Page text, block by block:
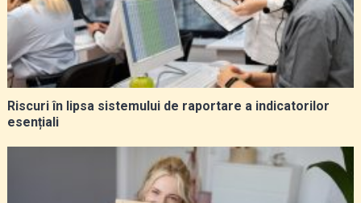
Riscuri în lipsa sistemului de raportare a indicatorilor
esențiali